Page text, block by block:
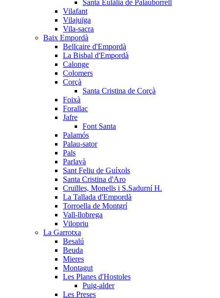
Santa Eulàlia de Palauborrell
Vilafant
Vilajuïga
Vila-sacra
Baix Empordà
Bellcaire d'Empordà
La Bisbal d'Empordà
Calonge
Colomers
Corçà
Santa Cristina de Corçà
Foixà
Forallac
Jafre
Font Santa
Palamós
Palau-sator
Pals
Parlavà
Sant Feliu de Guíxols
Santa Cristina d'Aro
Cruïlles, Monells i S.Sadurní H.
La Tallada d'Empordà
Torroella de Montgrí
Vall-llobrega
Vilopriu
La Garrotxa
Besalú
Beuda
Mieres
Montagut
Les Planes d'Hostoles
Puig-alder
Les Preses